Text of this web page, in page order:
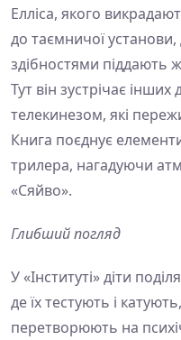
Елліса, якого
до таємничої
здібностями піддають
Тут він зустрічає інших
телекинезом, які
Книга поєднує
трилера, нагадуючи
«Сяйво».
Глибший погляд
У «Інституті» діти
де їх тестують і
перетворюють на